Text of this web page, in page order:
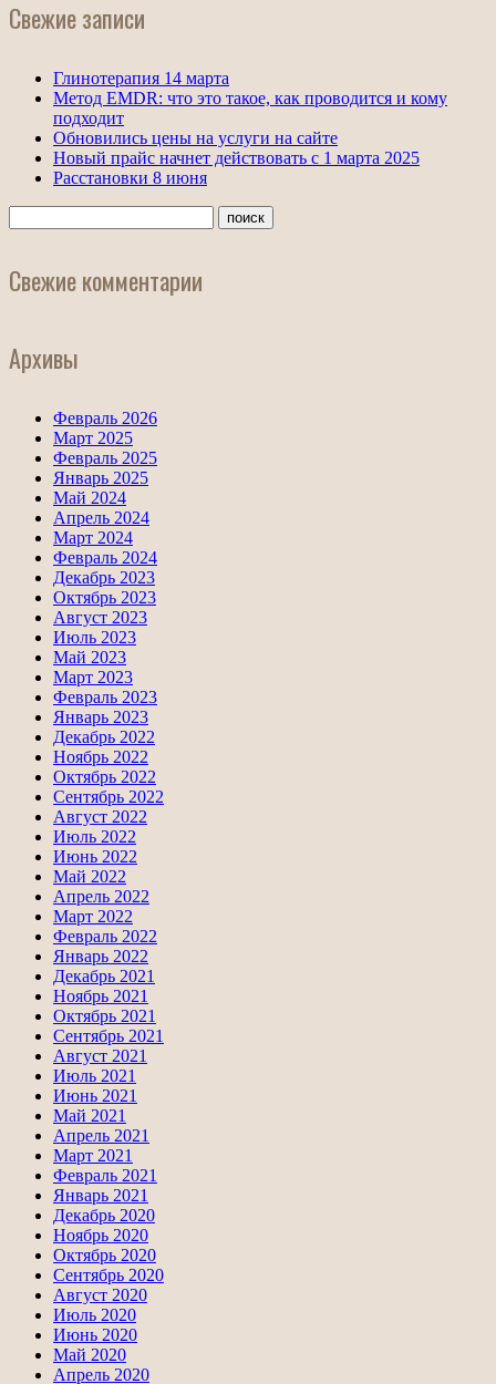
Свежие записи
Глинотерапия 14 марта
Метод EMDR: что это такое, как проводится и кому
подходит
Обновились цены на услуги на сайте
Новый прайс начнет действовать с 1 марта 2025
Расстановки 8 июня
Свежие комментарии
Архивы
Февраль 2026
Март 2025
Февраль 2025
Январь 2025
Май 2024
Апрель 2024
Март 2024
Февраль 2024
Декабрь 2023
Октябрь 2023
Август 2023
Июль 2023
Май 2023
Март 2023
Февраль 2023
Январь 2023
Декабрь 2022
Ноябрь 2022
Октябрь 2022
Сентябрь 2022
Август 2022
Июль 2022
Июнь 2022
Май 2022
Апрель 2022
Март 2022
Февраль 2022
Январь 2022
Декабрь 2021
Ноябрь 2021
Октябрь 2021
Сентябрь 2021
Август 2021
Июль 2021
Июнь 2021
Май 2021
Апрель 2021
Март 2021
Февраль 2021
Январь 2021
Декабрь 2020
Ноябрь 2020
Октябрь 2020
Сентябрь 2020
Август 2020
Июль 2020
Июнь 2020
Май 2020
Апрель 2020